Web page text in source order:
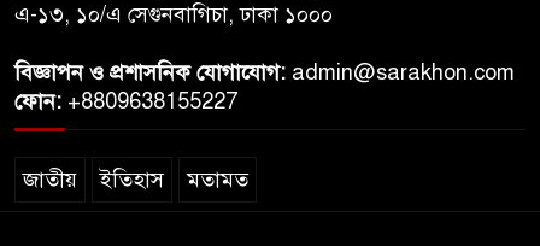
এ-১৩, ১০/এ সেগুনবাগিচা, ঢাকা ১০০০
বিজ্ঞাপন ও প্রশাসনিক যোগাযোগ: admin@sarakhon.com
ফোন: +8809638155227
জাতীয় ইতিহাস মতামত